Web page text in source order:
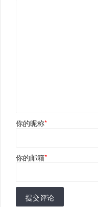
你的昵称*
你的邮箱*
提交评论